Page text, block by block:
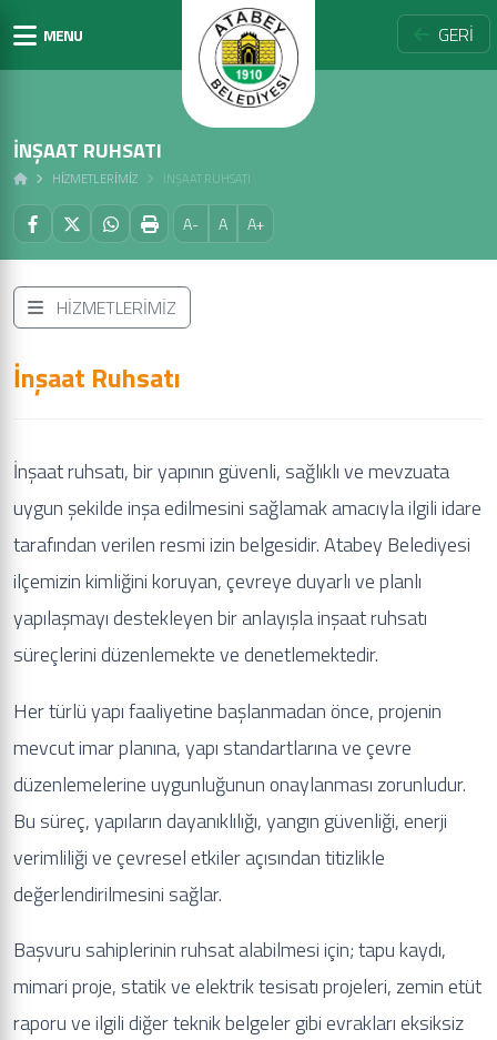
MENU
İNŞAAT RUHSATI
HİZMETLERİMİZ İNŞAAT RUHSATI
A- A A+
GERİ
HİZMETLERİMİZ
İnşaat Ruhsatı
İnşaat ruhsatı, bir yapının güvenli, sağlıklı ve mevzuata
uygun şekilde inşa edilmesini sağlamak amacıyla ilgili idare
tarafından verilen resmi izin belgesidir. Atabey Belediyesi
ilçemizin kimliğini koruyan, çevreye duyarlı ve planlı
yapılaşmayı destekleyen bir anlayışla inşaat ruhsatı
süreçlerini düzenlemekte ve denetlemektedir.
Her türlü yapı faaliyetine başlanmadan önce, projenin
mevcut imar planına, yapı standartlarına ve çevre
düzenlemelerine uygunluğunun onaylanması zorunludur.
Bu süreç, yapıların dayanıklılığı, yangın güvenliği, enerji
verimliliği ve çevresel etkiler açısından titizlikle
değerlendirilmesini sağlar.
Başvuru sahiplerinin ruhsat alabilmesi için; tapu kaydı,
mimari proje, statik ve elektrik tesisatı projeleri, zemin etüt
raporu ve ilgili diğer teknik belgeler gibi evrakları eksiksiz